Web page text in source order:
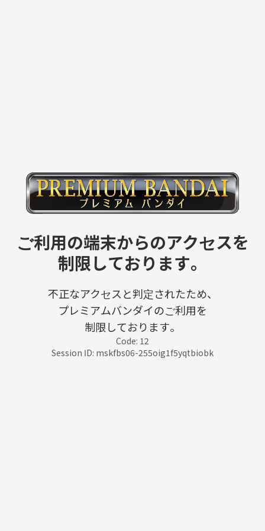
ご利用の端末からのアクセスを
制限しております。
不正なアクセスと判定されたため、
プレミアムバンダイのご利用を
制限しております。
Code: 12
Session ID: mskfbs06-255oig1f5yqtbiobk